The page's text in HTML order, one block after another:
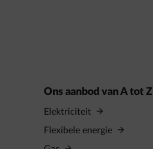
Ons aanbod van A tot Z
Elektriciteit
Flexibele energie